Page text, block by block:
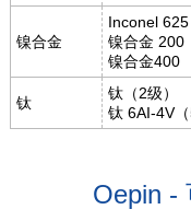
镍合金
Inconel 625
镍合金 200
镍合金400
钛
钛（2级）
钛 6AI-4V（
Oepin -